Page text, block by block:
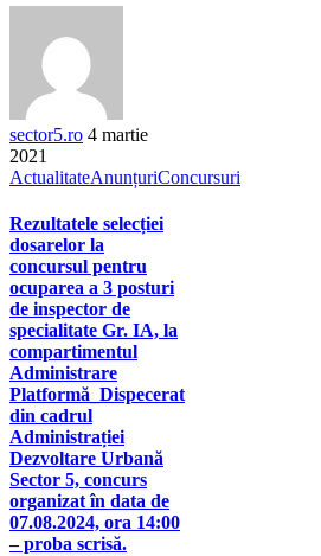
sector5.ro 4 martie
2021
ActualitateAnunțuriConcursuri
Rezultatele selecției
dosarelor la
concursul pentru
ocuparea a 3 posturi
de inspector de
specialitate Gr. IA, la
compartimentul
Administrare
Platformă_Dispecerat
din cadrul
Administrației
Dezvoltare Urbană
Sector 5, concurs
organizat în data de
07.08.2024, ora 14:00
– proba scrisă.